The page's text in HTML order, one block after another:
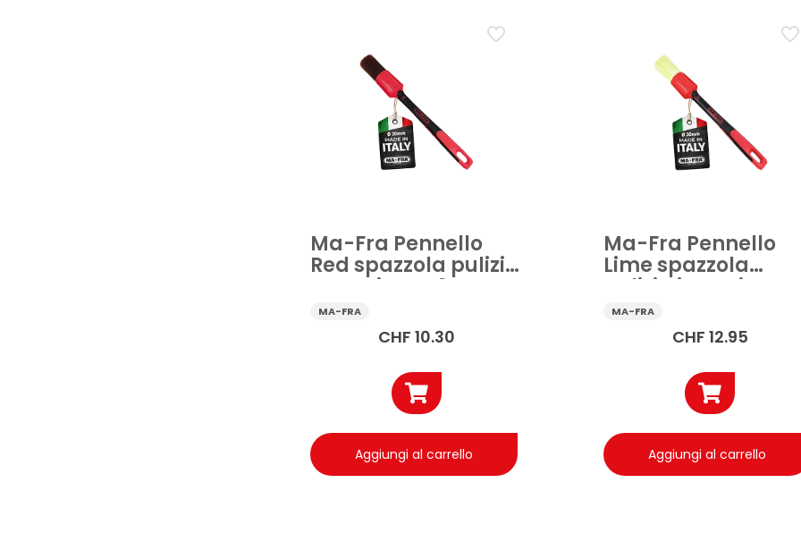
Applicare
Ma-Fra Pennello
Red spazzola pulizia
esterni auto 1 pz
MA-FRA
CHF 10.30
Aggiungi al carrello
Ma-Fra Pennello
Lime spazzola
pulizia interni auto
pz
MA-FRA
CHF 12.95
Aggiungi al carrello